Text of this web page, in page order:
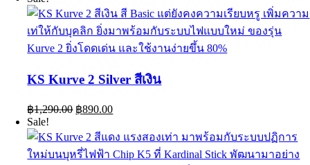
was:
฿1,290.00.
is:
฿890.00.
KS Kurve 2 Silver สีเงิน
฿1,290.00 Original
was:
฿1,290.00.
฿890.00Current
is:
฿890.00.
Sale!